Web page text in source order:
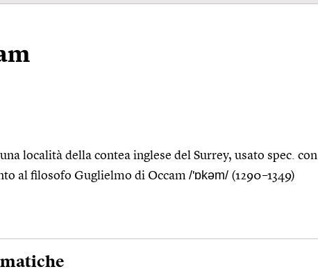
località della contea inglese del Surrey, usato spec. con
al filosofo Guglielmo di Occam /'ɒkəm/ (1290–1349)